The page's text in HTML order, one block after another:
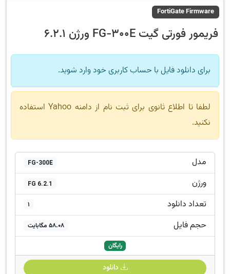
FortiGate Firmware
فریمور فورتی گیت FG-300E ورژن 6.2.1
برای دانلود فایل با حساب کاربری خود وارد شوید.
لطفا تا اطلاع ثانوی برای ثبت نام از دامنه Yahoo استفاده
نکنید.
مدل FG-300E
ورژن FG 6.2.1
تعداد دانلود 1
حجم فایل 58.08 مگابایت
رایگان
دانلود